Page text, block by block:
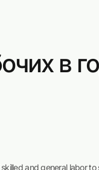
в
and general labor to